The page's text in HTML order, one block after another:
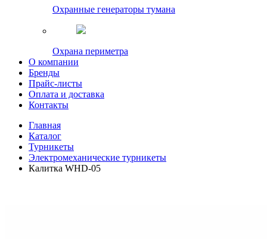
Охранные генераторы тумана
Охрана периметра
О компании
Бренды
Прайс-листы
Оплата и доставка
Контакты
Главная
Каталог
Турникеты
Электромеханические турникеты
Калитка WHD-05